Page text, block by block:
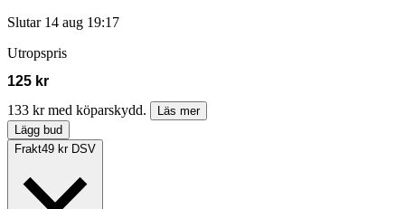
Slutar 14 aug 19:17
Utropspris
125 kr
133 kr med köparskydd.
Läs mer
Lägg bud
Frakt49 kr DSV